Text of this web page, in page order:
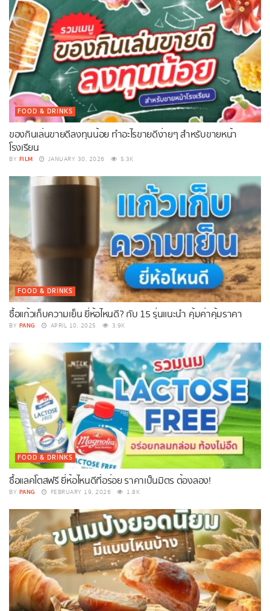
FOOD & DRINKS
ของกินเล่นขายดีลงทุนน้อย ทำอะไรขายดีง่ายๆ สำหรับขายหน้า
โรงเรียน
BY FILM JANUARY 30, 2026 5.3K
FOOD & DRINKS
ซื้อแก้วเก็บความเย็น ยี่ห้อไหนดี? กับ 15 รุ่นแนะนำ คุ้มค่าคุ้มราคา
BY PANG APRIL 10, 2025 3.9K
FOOD & DRINKS
ซื้อแลคโตสฟรี ยี่ห้อไหนดีที่อร่อย ราคาเป็นมิตร ต้องลอง!
BY PANG FEBRUARY 19, 2026 1.8K